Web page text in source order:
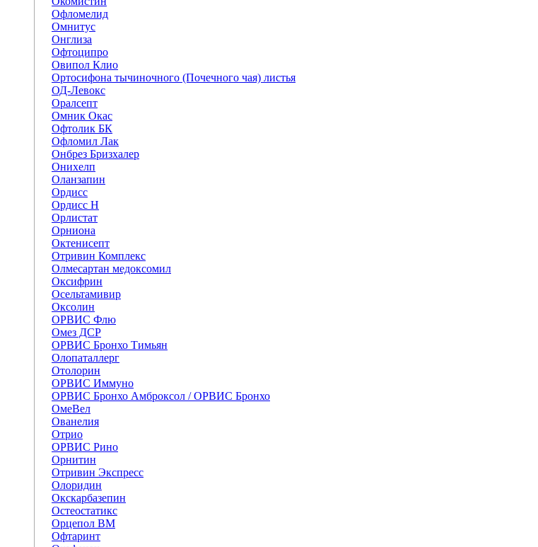
Офломелид
Омнитус
Онглиза
Офтоципро
Овипол Клио
Ортосифона тычиночного (Почечного чая) листья
ОД-Левокс
Оралсепт
Омник Окас
Офтолик БК
Офломил Лак
Онбрез Бризхалер
Онихелп
Оланзапин
Ордисс
Ордисс Н
Орлистат
Орниона
Октенисепт
Отривин Комплекс
Олмесартан медоксомил
Оксифрин
Осельтамивир
Оксолин
ОРВИС Флю
Омез ДСР
ОРВИС Бронхо Тимьян
Олопаталлерг
Отолорин
ОРВИС Иммуно
ОРВИС Бронхо Амброксол / ОРВИС Бронхо
ОмеВел
Ованелия
Отрио
ОРВИС Рино
Орнитин
Отривин Экспресс
Олоридин
Окскарбазепин
Остеостатикс
Орцепол ВМ
Офтаринт